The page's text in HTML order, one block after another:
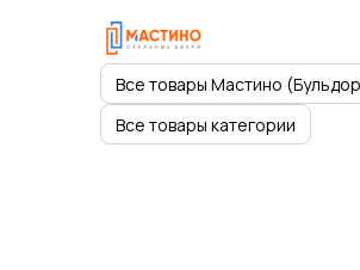
Все товары Мастино
Все товары категории